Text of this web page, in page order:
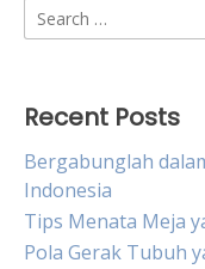
Search
for:
Recent Posts
Bergabunglah
Indonesia
Tips Menata Meja
Pola Gerak Tubuh